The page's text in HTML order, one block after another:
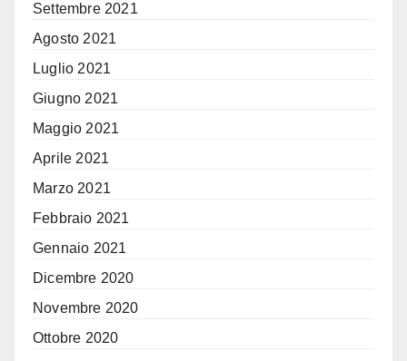
Settembre 2021
Agosto 2021
Luglio 2021
Giugno 2021
Maggio 2021
Aprile 2021
Marzo 2021
Febbraio 2021
Gennaio 2021
Dicembre 2020
Novembre 2020
Ottobre 2020